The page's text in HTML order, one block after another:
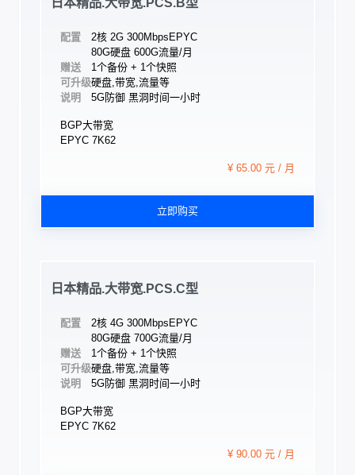
配置 2核 2G 300Mbps EPYC
80G硬盘 600G流量/月
赠送
1个备份 + 1个快照
可升级硬盘,带宽,流量等
说明
5G防御 黑洞时间一小时
BGP大带宽
EPYC 7K62
¥ 65.00 元 / 月
立即购买
日本精品.大带宽.PCS.C型
配置 2核 4G 300Mbps EPYC
80G硬盘 700G流量/月
赠送
1个备份 + 1个快照
可升级硬盘,带宽,流量等
说明
5G防御 黑洞时间一小时
BGP大带宽
EPYC 7K62
¥ 90.00 元 / 月